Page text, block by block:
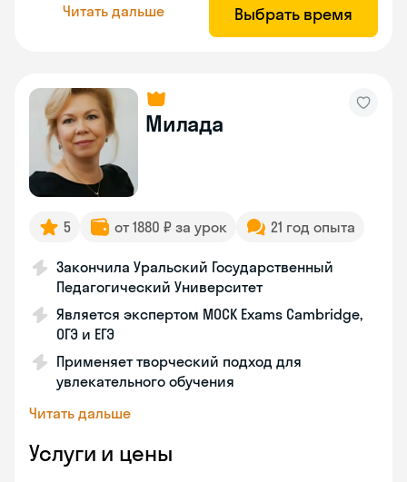
Читать дальше Выбрать время
Милада
5 от 1880 ₽ за урок 21 год опыта
Закончила Уральский Государственный
Педагогический Университет
Является экспертом MOCK Exams Cambridge,
ОГЭ и ЕГЭ
Применяет творческий подход для
увлекательного обучения
Читать дальше
Услуги и цены